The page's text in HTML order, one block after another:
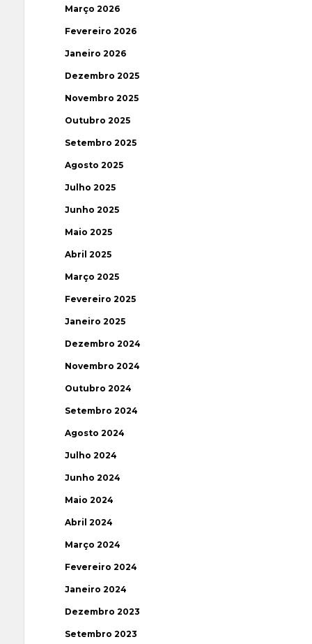
Março 2026
Fevereiro 2026
Janeiro 2026
Dezembro 2025
Novembro 2025
Outubro 2025
Setembro 2025
Agosto 2025
Julho 2025
Junho 2025
Maio 2025
Abril 2025
Março 2025
Fevereiro 2025
Janeiro 2025
Dezembro 2024
Novembro 2024
Outubro 2024
Setembro 2024
Agosto 2024
Julho 2024
Junho 2024
Maio 2024
Abril 2024
Março 2024
Fevereiro 2024
Janeiro 2024
Dezembro 2023
Setembro 2023